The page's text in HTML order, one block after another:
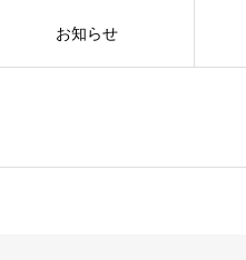
お知らせ